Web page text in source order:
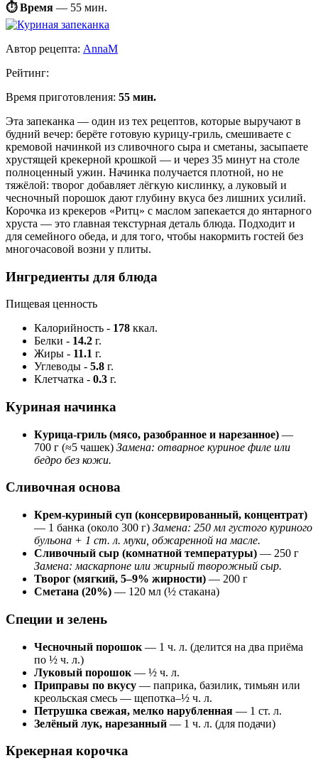
⏱ Время — 55 мин.
Автор рецепта: AnnaM
Рейтинг:
Время приготовления: 55 мин.
Эта запеканка — один из тех рецептов, которые выручают в
будний вечер: берёте готовую курицу-гриль, смешиваете с
кремовой начинкой из сливочного сыра и сметаны, засыпаете
хрустящей крекерной крошкой — и через 35 минут на столе
полноценный ужин. Начинка получается плотной, но не
тяжёлой: творог добавляет лёгкую кислинку, а луковый и
чесночный порошок дают глубину вкуса без лишних усилий.
Корочка из крекеров «Ритц» с маслом запекается до янтарного
хруста — это главная текстурная деталь блюда. Подходит и
для семейного обеда, и для того, чтобы накормить гостей без
многочасовой возни у плиты.
Ингредиенты для блюда
Пищевая ценность
Калорийность - 178 ккал.
Белки - 14.2 г.
Жиры - 11.1 г.
Углеводы - 5.8 г.
Клетчатка - 0.3 г.
Куриная начинка
Курица-гриль (мясо, разобранное и нарезанное) —
700 г (≈5 чашек) Замена: отварное куриное филе или
бедро без кожи.
Сливочная основа
Крем-куриный суп (консервированный, концентрат)
— 1 банка (около 300 г) Замена: 250 мл густого куриного
бульона + 1 ст. л. муки, обжаренной на масле.
Сливочный сыр (комнатной температуры) — 250 г
Замена: маскарпоне или жирный творожный сыр.
Творог (мягкий, 5–9% жирности) — 200 г
Сметана (20%) — 120 мл (½ стакана)
Специи и зелень
Чесночный порошок — 1 ч. л. (делится на два приёма
по ½ ч. л.)
Луковый порошок — ½ ч. л.
Приправы по вкусу — паприка, базилик, тимьян или
креольская смесь — щепотка–½ ч. л.
Петрушка свежая, мелко нарубленная — 1 ст. л.
Зелёный лук, нарезанный — 1 ч. л. (для подачи)
Крекерная корочка